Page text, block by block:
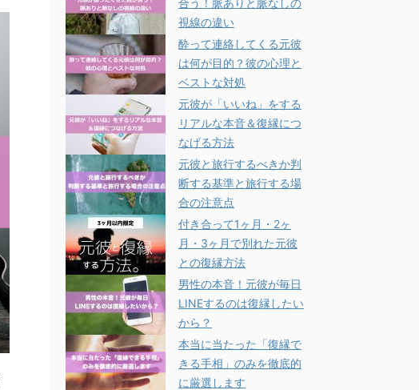
視線の違い
酔って連絡してくる元彼
は何が目的？彼の心理と
ベストな対処
元彼が「いいね」をする
リアルな本音＆復縁につ
なげる方法
元彼と旅行するべきか判
断する基準と旅行する場
合の注意点
付き合って1ヶ月・2ヶ
月・3ヶ月で別れた元彼
との復縁方法
男性の本音！元彼が毎日
LINEするのは復縁したい
から？
本当に当たった「復縁で
きる手相」のみを徹底的
に厳選します